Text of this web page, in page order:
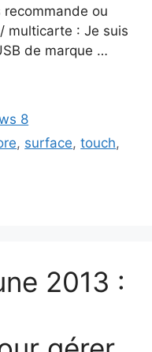
recommande ou
multicarte : Je suis
de marque …
8
, surface,touch,
2013 :